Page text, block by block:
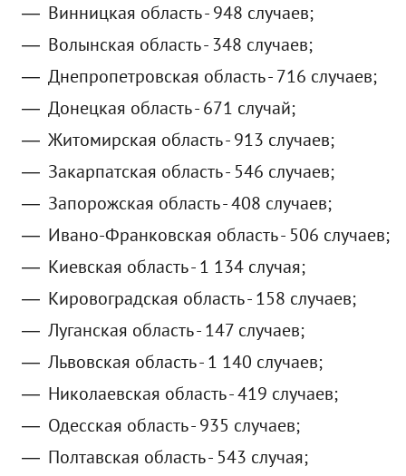
Винницкая область - 948 случаев;
Волынская область - 348 случаев;
Днепропетровская область - 716 случаев;
Донецкая область - 671 случай;
Житомирская область - 913 случаев;
Закарпатская область - 546 случаев;
Запорожская область - 408 случаев;
Ивано-Франковская область - 506 случаев;
Киевская область - 1 134 случая;
Кировоградская область - 158 случаев;
Луганская область - 147 случаев;
Львовская область - 1 140 случаев;
Николаевская область - 419 случаев;
Одесская область - 935 случаев;
Полтавская область - 543 случая;